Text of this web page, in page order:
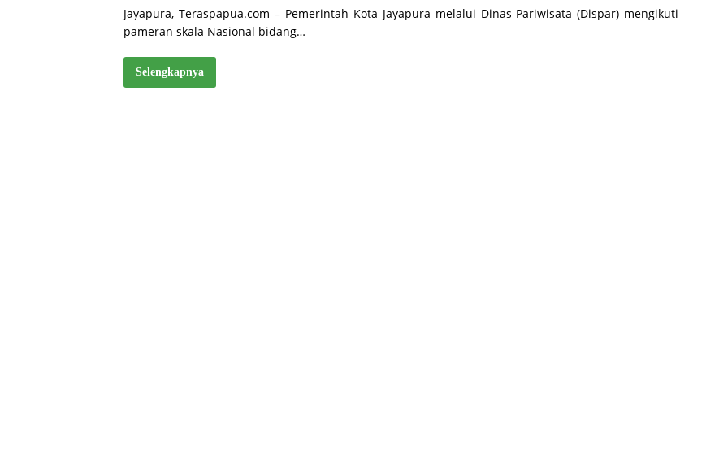
Jayapura, Teraspapua.com – Pemerintah Kota Jayapura melalui Dinas Pariwisata (Dispar) mengikuti
pameran skala Nasional bidang…
Selengkapnya